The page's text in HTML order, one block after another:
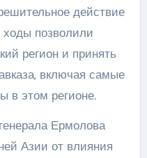
действие
ходы позволили
регион и принять
включая самые
в этом регионе.
Ермолова
Азии от влияния